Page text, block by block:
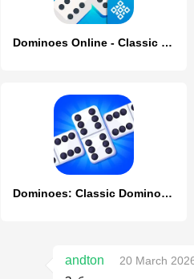
Dominoes Online - Classic Game
Dominoes: Classic Dominos Game
andton
20 March